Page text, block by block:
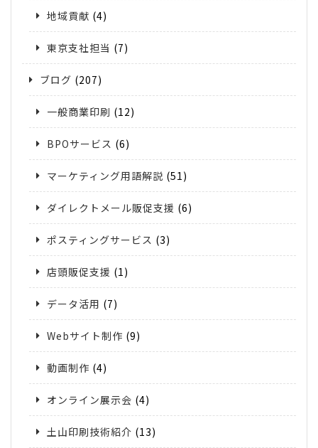
地域貢献 (4)
東京支社担当 (7)
ブログ (207)
一般商業印刷 (12)
BPOサービス (6)
マーケティング用語解説 (51)
ダイレクトメール販促支援 (6)
ポスティングサービス (3)
店頭販促支援 (1)
データ活用 (7)
Webサイト制作 (9)
動画制作 (4)
オンライン展示会 (4)
土山印刷技術紹介 (13)